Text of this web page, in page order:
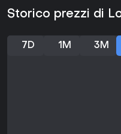
chi tollera task quotidiani
Storico prezzi di
7D 1M 3M